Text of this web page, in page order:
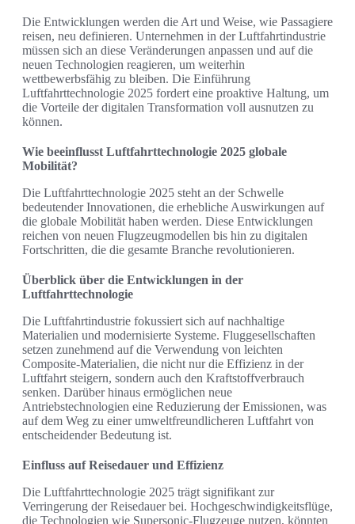
Die Entwicklungen werden die Art und Weise, wie Passagiere
reisen, neu definieren. Unternehmen in der Luftfahrtindustrie
müssen sich an diese Veränderungen anpassen und auf die
neuen Technologien reagieren, um weiterhin
wettbewerbsfähig zu bleiben. Die Einführung
Luftfahrttechnologie 2025 fordert eine proaktive Haltung, um
die Vorteile der digitalen Transformation voll ausnutzen zu
können.
Wie beeinflusst Luftfahrttechnologie 2025 globale
Mobilität?
Die Luftfahrttechnologie 2025 steht an der Schwelle
bedeutender Innovationen, die erhebliche Auswirkungen auf
die globale Mobilität haben werden. Diese Entwicklungen
reichen von neuen Flugzeugmodellen bis hin zu digitalen
Fortschritten, die die gesamte Branche revolutionieren.
Überblick über die Entwicklungen in der
Luftfahrttechnologie
Die Luftfahrtindustrie fokussiert sich auf nachhaltige
Materialien und modernisierte Systeme. Fluggesellschaften
setzen zunehmend auf die Verwendung von leichten
Composite-Materialien, die nicht nur die Effizienz in der
Luftfahrt steigern, sondern auch den Kraftstoffverbrauch
senken. Darüber hinaus ermöglichen neue
Antriebstechnologien eine Reduzierung der Emissionen, was
auf dem Weg zu einer umweltfreundlicheren Luftfahrt von
entscheidender Bedeutung ist.
Einfluss auf Reisedauer und Effizienz
Die Luftfahrttechnologie 2025 trägt signifikant zur
Verringerung der Reisedauer bei. Hochgeschwindigkeitsflüge,
die Technologien wie Supersonic-Flugzeuge nutzen, könnten